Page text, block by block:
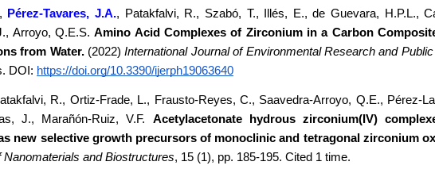
Pérez-Tavares, J.A., Patakfalvi, R., Szabó, T., Illés, E., de Guevara, H.P.L.,
Arroyo, Q.E.S. Amino Acid Complexes of Zirconium in a Carbon
from Water. (2022) International Journal of Environmental Research and
DOI: https://doi.org/10.3390/ijerph19063640
R., Ortiz-Frade, L., Frausto-Reyes, C., Saavedra-Arroyo, Q.E., Pérez-
J., Marañón-Ruiz, V.F. Acetylacetonate hydrous zirconium(IV)
Nanomaterials and Biostructures, 15 (1), pp. 185-195. Cited 1 time.